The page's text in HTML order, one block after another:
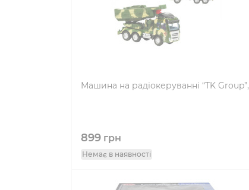
Машина на радіокеруванні “TK Group”,
899грн
Немає в наявності